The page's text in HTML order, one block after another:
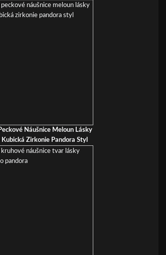
Náušnice Meloun Lásky
Zirkonie Pandora Styl